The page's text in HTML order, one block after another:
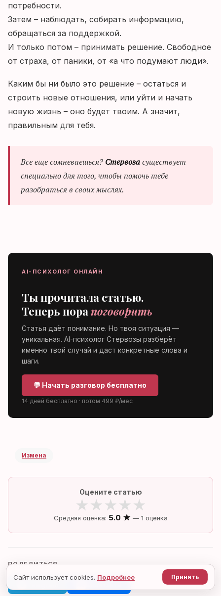
потребности.
Затем – наблюдать, собирать информацию,
обращаться за поддержкой.
И только потом – принимать решение. Свободное
от страха, от паники, от «а что подумают люди».
Каким бы ни было это решение – остаться и
строить новые отношения, или уйти и начать
новую жизнь – оно будет твоим. А значит,
правильным для тебя.
Все еще сомневаешься? Стервозасуществует
специально для того, чтобы помочь тебе
разобраться в своих мыслях.
AI-ПСИХОЛОГ ОНЛАЙН
Ты прочитала статью.
Теперь порапоговорить
Статья даёт понимание. Но твоя ситуация —
уникальная. AI-психолог Стервозы разберёт
именно твой случай и даст конкретные слова и
шаги.
💬 Начать разговор бесплатно
14 дней бесплатно · потом 499 ₽/мес
Измена
Оцените статью
★★★★★
Средняя оценка: 5.0 ★ — 1 оценка
ПОДЕЛИТЬСЯ
Сайт использует cookies. Подробнее Принять